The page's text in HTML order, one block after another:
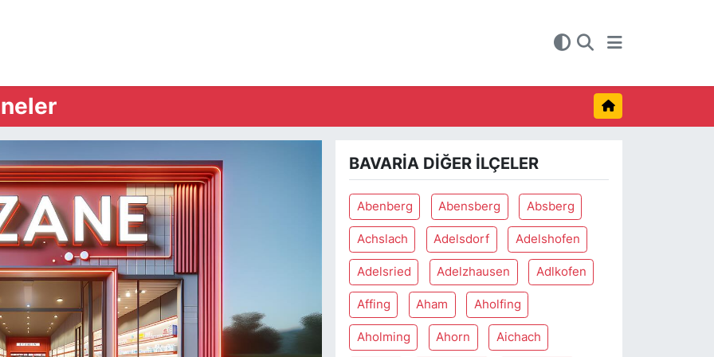
BAVARIA DIĞER İLÇELER
Abenberg Abensberg Absberg
Achslach Adelsdorf Adelshofen
Adelsried Adelzhausen Adlkofen
Affing Aham Aholfing
Aholming Ahorn Aichach